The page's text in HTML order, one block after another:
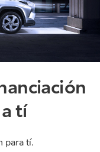
tí
para tí.